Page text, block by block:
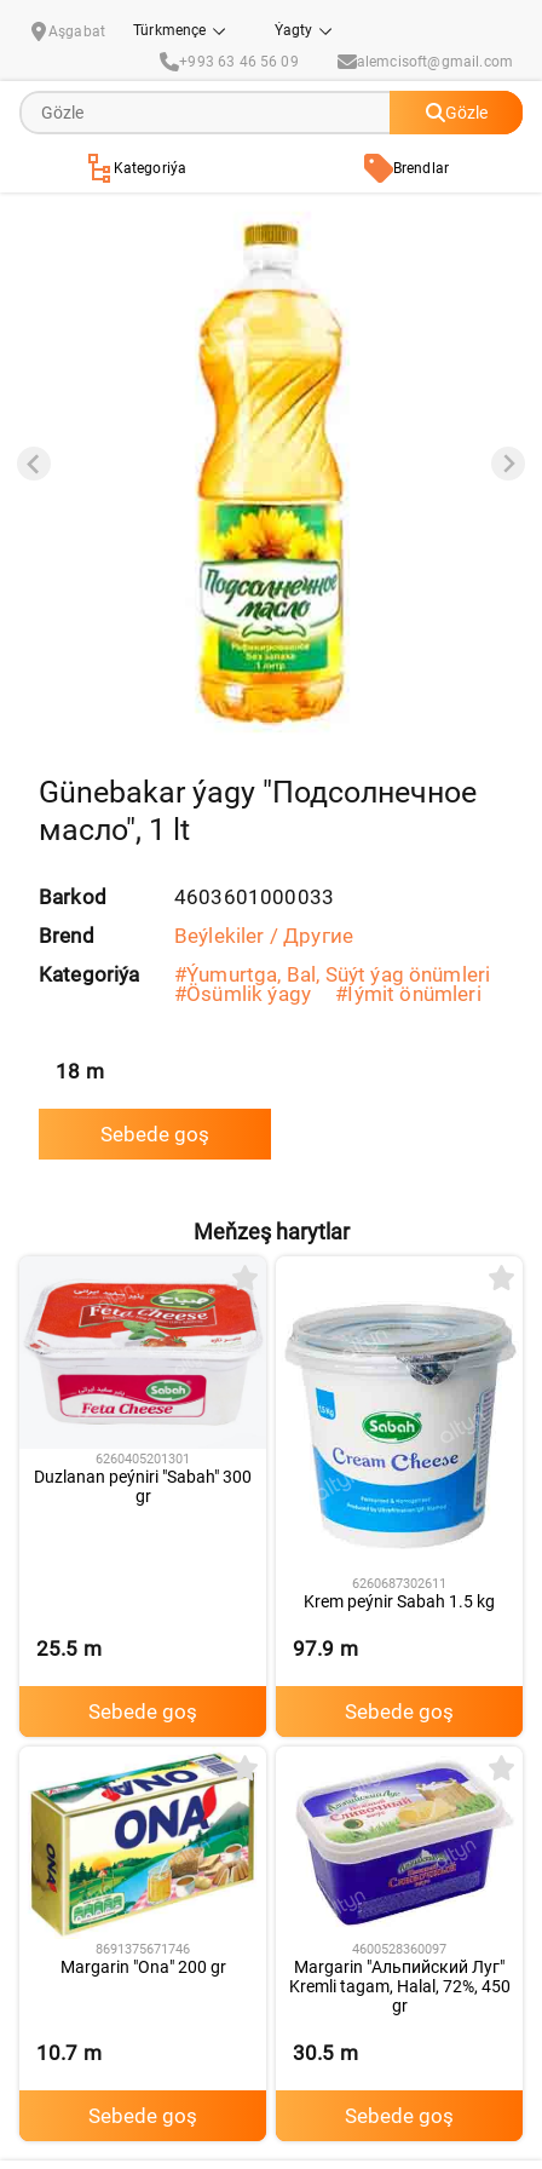
Aşgabat Türkmençe
Ýagty
+993 63 46 56 09
alemcisoft@gmail.com
Gözle
Kategoriýa Brendlar
Günebakar ýagy "Подсолнечное
масло", 1 lt
Barkod
4603601000033
Brend
Beýlekiler / Другие
Kategoriýa
#Ýumurtga, Bal, Süýt ýag önümleri
#Ösümlik ýagy #Iýmit önümleri
18 m
Sebede goş
Meňzeş harytlar
6260405201301
Duzlanan peýniri "Sabah" 300
gr
25.5 m
Sebede goş
6260687302611
Krem peýnir Sabah 1.5 kg
97.9 m
Sebede goş
8691375671746
Margarin "Ona" 200 gr
10.7 m
Sebede goş
4600528360097
Margarin "Альпийский Луг"
Kremli tagam, Halal, 72%, 450
gr
30.5 m
Sebede goş